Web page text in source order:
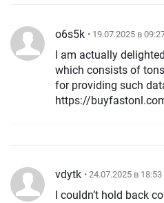
o6s5k • 19.07.2025 в
I am actually
which consists of
for providing such
https://
vdytk • 24.07.2025 в 18:53
I couldn’t hold back